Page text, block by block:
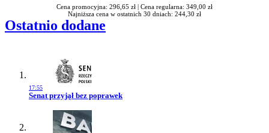
Cena promocyjna: 296,65 zł | Cena regularna: 349,00 zł
Najniższa cena w ostatnich 30 dniach: 244,30 zł
Ostatnio dodane
17:55
Przejdź do artykułu:
Senat przyjął bez poprawek